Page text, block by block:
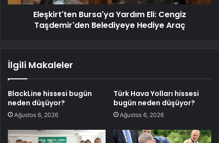
Eleşkirt'ten Bursa'ya Yardım Eli: Cengiz
Taşdemir'den Belediyeye Hediye Araç
İlgili Makaleler
BlackLine hissesi bugün
neden düşüyor?
Ağustos 6, 2026
Türk Hava Yolları hissesi
bugün neden düşüyor?
Ağustos 6, 2026